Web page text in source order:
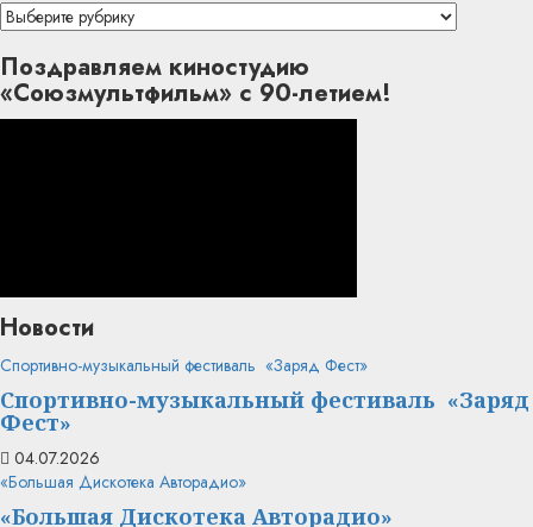
Рубрики
портала
Поздравляем киностудию
«Союзмультфильм» с 90-летием!
Новости
Спортивно-музыкальный фестиваль «Заряд Фест»
Спортивно-музыкальный фестиваль «Заряд
Фест»
04.07.2026
«Большая Дискотека Авторадио»
«Большая Дискотека Авторадио»